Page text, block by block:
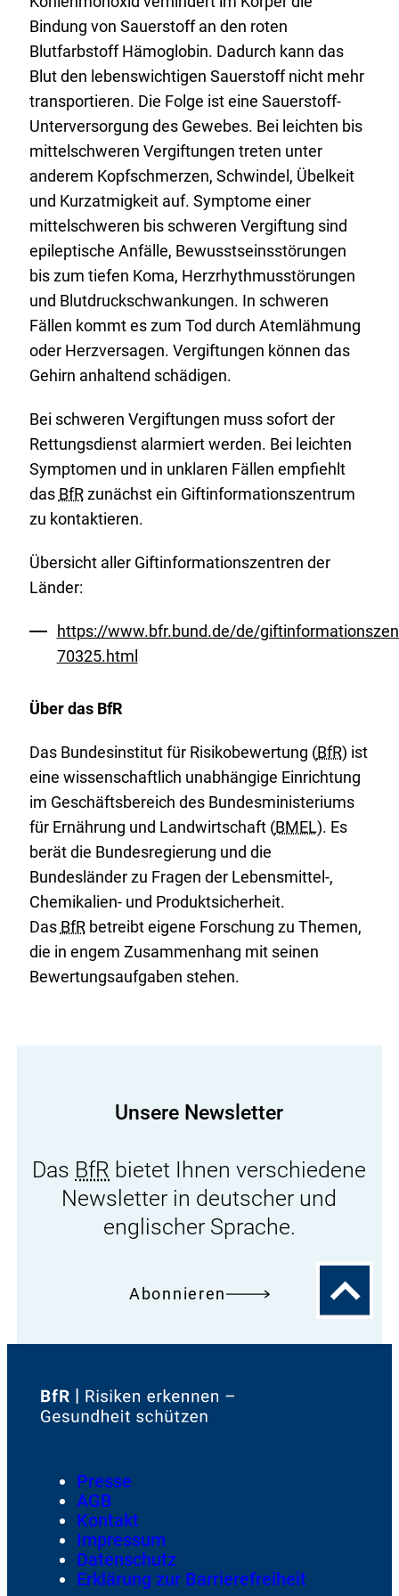
Bindung von Sauerstoff an den roten
Blutfarbstoff Hämoglobin. Dadurch kann das
Blut den lebenswichtigen Sauerstoff nicht mehr
transportieren. Die Folge ist eine Sauerstoff-
Unterversorgung des Gewebes. Bei leichten bis
mittelschweren Vergiftungen treten unter
anderem Kopfschmerzen, Schwindel, Übelkeit
und Kurzatmigkeit auf. Symptome einer
mittelschweren bis schweren Vergiftung sind
epileptische Anfälle, Bewusstseinsstörungen
bis zum tiefen Koma, Herzrhythmusstörungen
und Blutdruckschwankungen. In schweren
Fällen kommt es zum Tod durch Atemlähmung
oder Herzversagen. Vergiftungen können das
Gehirn anhaltend schädigen.
Bei schweren Vergiftungen muss sofort der
Rettungsdienst alarmiert werden. Bei leichten
Symptomen und in unklaren Fällen empfiehlt
das BfRzunächst ein Gift­informationszentrum
zu kontaktieren.
Übersicht aller Giftinformationszentren der
Länder:
https://www.bfr.bund.de/de/
70325.html
Über das BfR
Das Bundesinstitut für Risikobewertung (BfR) ist
eine wissenschaftlich unabhängige Einrichtung
im Geschäftsbereich des Bundesministeriums
für Ernährung und Landwirtschaft (BMEL). Es
berät die Bundesregierung und die
Bundesländer zu Fragen der Lebensmittel-,
Chemikalien- und Produktsicherheit.
Das BfRbetreibt eigene Forschung zu Themen,
die in engem Zusammenhang mit seinen
Bewertungsaufgaben stehen.
Unsere Newsletter
Das BfR bietet Ihnen verschiedene
Newsletter in deutscher und
englischer Sprache.
Abonnieren
Zum
Zur
Footer
Meta-
Navigation
Presse
AGB
Kontakt
Impressum
Datenschutz
Erklärung zur Barrierefreiheit